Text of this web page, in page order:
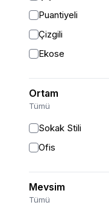
Puantiyeli
Çizgili
Ekose
Ortam
Tümü
Sokak Stili
Ofis
Mevsim
Tümü